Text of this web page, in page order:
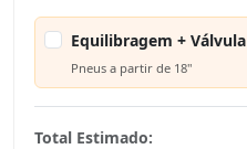
Equilibragem + Válvula
Pneus a partir de 18"
Total Estimado: